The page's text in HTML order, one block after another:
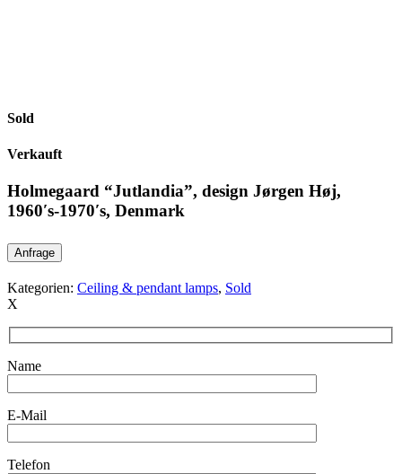
Sold
Verkauft
Holmegaard “Jutlandia”, design Jørgen Høj,
1960′s-1970′s, Denmark
Anfrage
Kategorien: Ceiling & pendant lamps, Sold
X
Name
E-Mail
Telefon